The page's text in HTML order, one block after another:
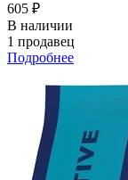
605 ₽
В наличии
1 продавец
Подробнее